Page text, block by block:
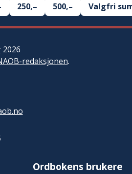
250,– 500,– Valgfri
2026
redaksjonen.
Ordbokens brukere